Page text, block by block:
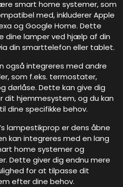
smart home systemer, som
med, inkluderer Apple
og Google Home. Dette
dine lamper ved hjælp af din
din smarttelefon eller tablet.
også integreres med andre
som f.eks. termostater,
dørlåse. Dette kan give dig
dit hjemmesystem, og du kan
dine specifikke behov.
lampestikprop er dens åbne
kan integreres med en lang
home systemer og
Dette giver dig endnu mere
for at tilpasse dit
efter dine behov.